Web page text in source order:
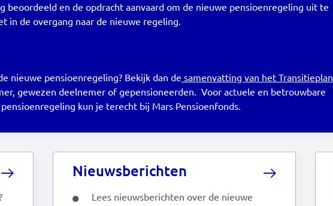
en de opdracht aanvaard om de nieuwe pensioenregeling uit te
in de overgang naar de nieuwe regeling.
nieuwe pensioenregeling? Bekijk dan de samenvatting van het Transitieplan
gewezen deelnemer of gepensioneerden. Voor actuele en betrouwbare
kun je terecht bij Mars Pensioenfonds.
Nieuwsberichten
Lees nieuwsberichten over de nieuwe